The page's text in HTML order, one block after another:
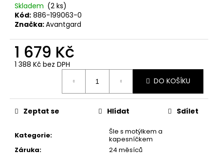
Skladem (2 ks)
Kód: 886-199063-0
Značka:Avantgard
1 679 Kč
1 388 Kč bez DPH
DO KOŠÍKU
Kategorie:
Šle s motýlkem a
kapesníčkem
Záruka:
24 měsíců
Zeptat se Hlídat Sdílet